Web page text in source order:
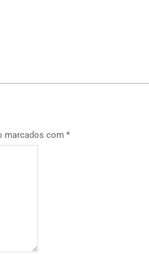
marcados com *